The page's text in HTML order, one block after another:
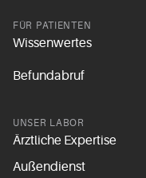
FÜR PATIENTEN
Wissenwertes
Befundabruf
UNSER LABOR
Ärztliche Expertise
Außendienst